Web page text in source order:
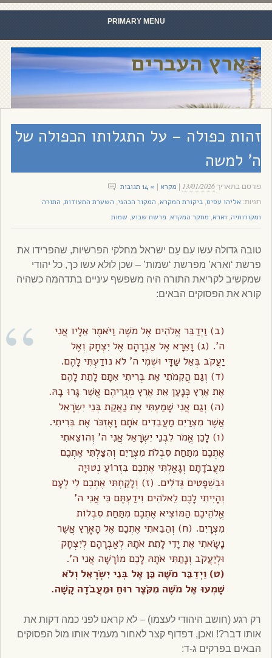
PRIMARY MENU
Skip to content
ארץ העברים
זהות כפולה – על התגלותו הכפולה של
ה’ למשה
פורסם בתאריך13/01/2026 מקרא » 14 תגובות
תגיות:אליהו עסיס,ביקורת המקרא, המקור הכהני, השערת התעודות, התורה
ומקורותיה, וארא, מחקר המקרא, פרשת שבוע, שמות
טובה גדולה עשו עִם עַם ישראל מחלקי הפרשיות, שהפרידו את
פרשת ‘וארא’ מפרשת ‘שמות’ – שכן לולא עשו כך, כל יהודי
שמקשיב לקריאת התורה היה משפשף עיניים בתדהמה כשהיה
קורא את הפסוקים הבאים:
(ב) וַיְדַבֵּר אֱלֹהִים אֶל מֹשֶׁה וַיֹּאמֶר אֵלָיו אֲנִי
ה’. (ג) וָאֵרָא אֶל אַבְרָהָם אֶל יִצְחָק וְאֶל
יַעֲקֹב בְּאֵל שַׁדָּי וּשְׁמִי ה’ לֹא נוֹדַעְתִּי לָהֶם.
(ד) וְגַם הֲקִמֹתִי אֶת בְּרִיתִי אִתָּם לָתֵת לָהֶם
אֶת אֶרֶץ כְּנָעַן אֵת אֶרֶץ מְגֻרֵיהֶם אֲשֶׁר גָּרוּ בָהּ.
(ה) וְגַם אֲנִי שָׁמַעְתִּי אֶת נַאֲקַת בְּנֵי יִשְׂרָאֵל
אֲשֶׁר מִצְרַיִם מַעֲבִדִים אֹתָם וָאֶזְכֹּר אֶת בְּרִיתִי.
(ו) לָכֵן אֱמֹר לִבְנֵי יִשְׂרָאֵל אֲנִי ה’ וְהוֹצֵאתִי
אֶתְכֶם מִתַּחַת סִבְלֹת מִצְרַיִם וְהִצַּלְתִּי אֶתְכֶם
מֵעֲבֹדָתָם וְגָאַלְתִּי אֶתְכֶם בִּזְרוֹעַ נְטוּיָה
וּבִשְׁפָטִים גְּדֹלִים. (ז) וְלָקַחְתִּי אֶתְכֶם לִי לְעָם
וְהָיִיתִי לָכֶם לֵאלֹהִים וִידַעְתֶּם כִּי אֲנִי ה’
אֱלֹהֵיכֶם הַמּוֹצִיא אֶתְכֶם מִתַּחַת סִבְלוֹת
מִצְרָיִם. (ח) וְהֵבֵאתִי אֶתְכֶם אֶל הָאָרֶץ אֲשֶׁר
נָשָׂאתִי אֶת יָדִי לָתֵת אֹתָהּ לְאַבְרָהָם לְיִצְחָק
וּלְיַעֲקֹב וְנָתַתִּי אֹתָהּ לָכֶם מוֹרָשָׁה אֲנִי ה’.
(ט) וַיְדַבֵּר מֹשֶׁה כֵּן אֶל בְּנֵי יִשְׂרָאֵל וְלֹא
שָׁמְעוּ אֶל מֹשֶׁה מִקֹּצֶר רוּחַ וּמֵעֲבֹדָה קָשָׁה.
רק רגע (חושב היהודי לעצמו) – לא קראנו לפני כמה דקות את
אותו דבר?! ואכן, דפדוף קצר לאחור מעמיד אותו מול הפסוקים
הבאים בפרקים ג-ד: